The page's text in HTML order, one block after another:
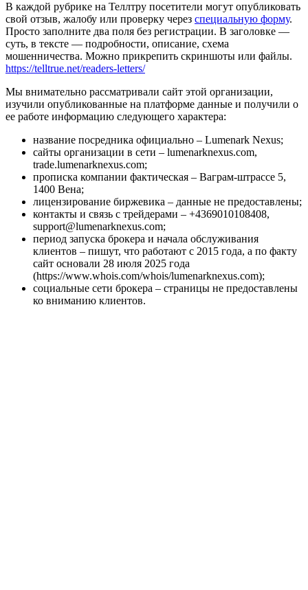
В каждой рубрике на Теллтру посетители могут опубликовать
свой отзыв, жалобу или проверку через специальную форму.
Просто заполните два поля без регистрации. В заголовке —
суть, в тексте — подробности, описание, схема
мошенничества. Можно прикрепить скриншоты или файлы.
https://telltrue.net/readers-letters/
Мы внимательно рассматривали сайт этой организации,
изучили опубликованные на платформе данные и получили о
ее работе информацию следующего характера:
название посредника официально – Lumenark Nexus;
сайты организации в сети – lumenarknexus.com,
trade.lumenarknexus.com;
прописка компании фактическая – Ваграм-штрассе 5,
1400 Вена;
лицензирование биржевика – данные не предоставлены;
контакты и связь с трейдерами – +4369010108408,
support@lumenarknexus.com;
период запуска брокера и начала обслуживания
клиентов – пишут, что работают с 2015 года, а по факту
сайт основали 28 июля 2025 года
(https://www.whois.com/whois/lumenarknexus.com);
социальные сети брокера – страницы не предоставлены
ко вниманию клиентов.